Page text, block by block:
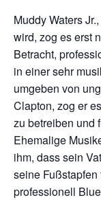
Muddy Waters
wird, zog es erst
Betracht,
in einer sehr
umgeben von
Clapton, zog er
zu betreiben und
Ehemalige
ihm, dass sein
seine
professionell